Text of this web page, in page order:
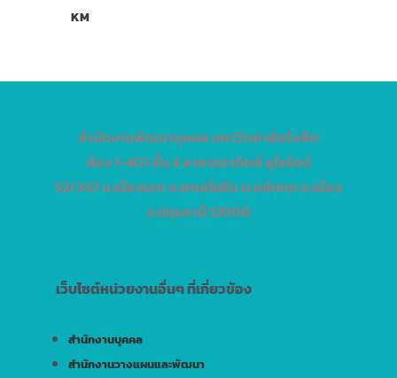
KM
สำนักงานพัฒนาบุคคลมหาวิทยาลัยรังสิต
ห้อง 1-401 ชั้น 4 อาคารอาทิตย์ อุไรรัตน์
52/347 ม.เมืองเอก ถ.พหลโยธิน ต.หลักหก อ.เมือง
จ.ปทุมธานี 12000
เว็บไซต์หน่วยงานอื่นๆ ที่เกี่ยวข้อง
สำนักงานบุคคล
สำนักงานวางแผนและพัฒนา